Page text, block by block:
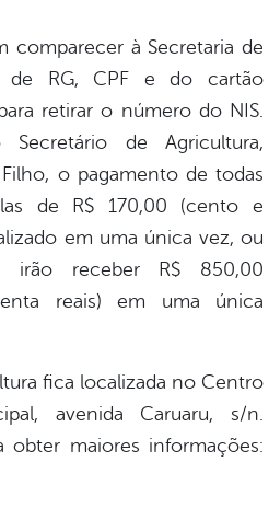
comparecer à Secretaria de
de RG, CPF e do cartão
retirar o número do NIS.
de Agricultura,
o pagamento de todas
de R$ 170,00 (cento e
em uma única vez, ou
irão receber R$ 850,00
reais) em uma única
fica localizada no Centro
avenida Caruaru, s/n.
obter maiores informações: